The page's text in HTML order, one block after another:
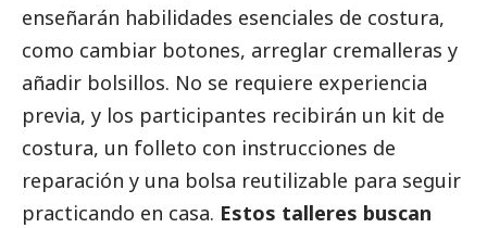
enseñarán habilidades esenciales de costura,
como cambiar botones, arreglar cremalleras y
añadir bolsillos. No se requiere experiencia
previa, y los participantes recibirán un kit de
costura, un folleto con instrucciones de
reparación y una bolsa reutilizable para seguir
practicando en casa. Estos talleres buscan